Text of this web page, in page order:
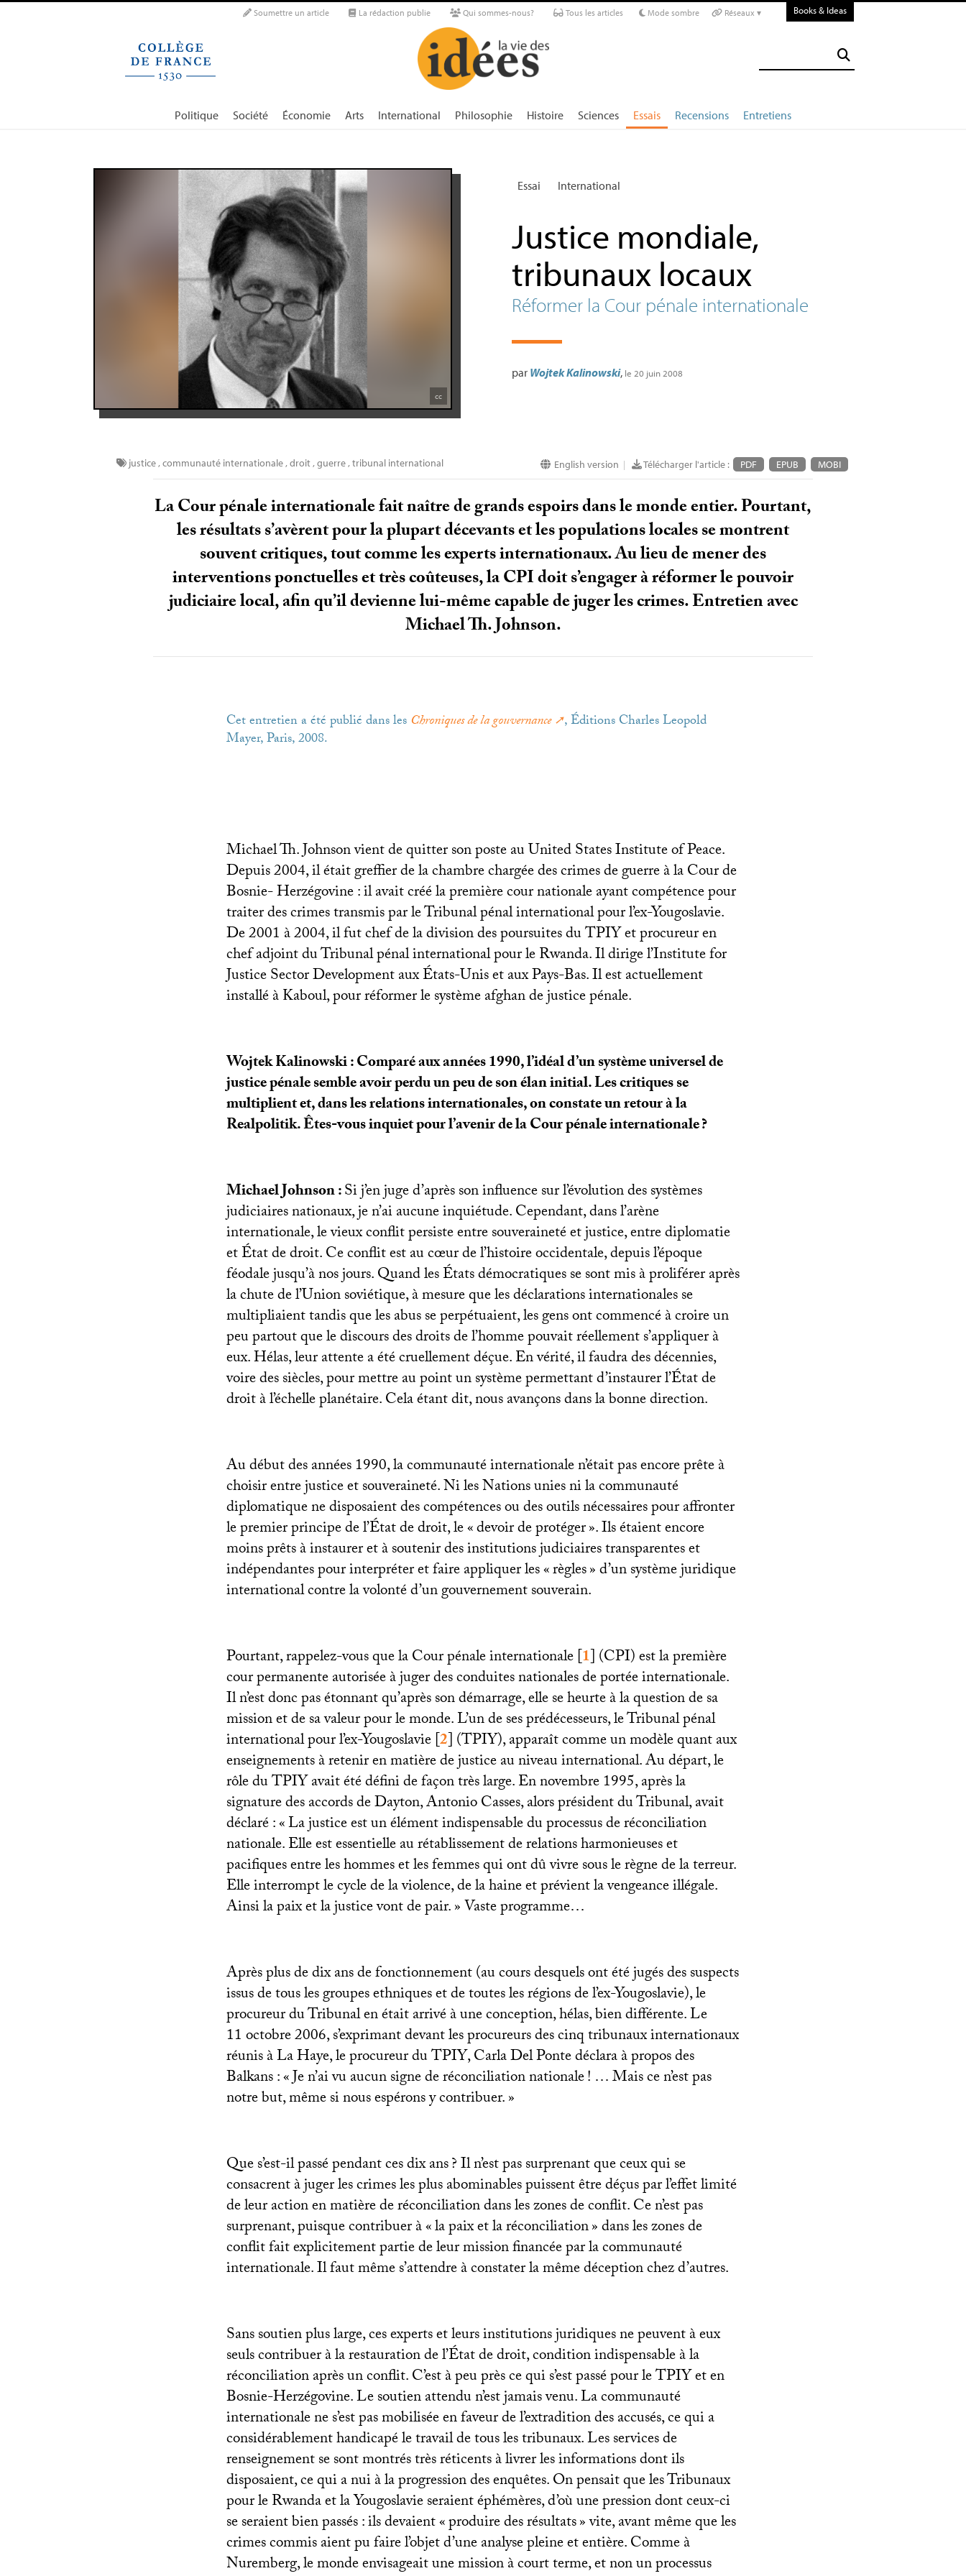
Soumettre un article La rédaction publie Qui sommes-nous? Tous les articles Mode sombre Réseaux ▾ Books & Ideas
Politique Société Économie Arts International Philosophie Histoire Sciences Essais Recensions Entretiens
cc
Essai International
Justice mondiale,
tribunaux locaux
Réformer la Cour pénale internationale
par Wojtek Kalinowski, le 20 juin 2008
English version | Télécharger l'article : PDF EPUB MOBI
justice,communauté internationale,droit,guerre,tribunal international
La Cour pénale internationale fait naître de grands espoirs dans le monde entier. Pourtant,
les résultats s’avèrent pour la plupart décevants et les populations locales se montrent
souvent critiques, tout comme les experts internationaux. Au lieu de mener des
interventions ponctuelles et très coûteuses, laCPIdoit s’engager à réformer le pouvoir
judiciaire local, afin qu’il devienne lui-même capable de juger les crimes. Entretien avec
Michael Th. Johnson.
Cet entretien a été publié dans lesChroniques de la gouvernance
, Éditions Charles Leopold
Mayer, Paris, 2008.
Michael Th. Johnson vient de quitter son poste au United States Institute of Peace.
Depuis 2004, il était greffier de la chambre chargée des crimes de guerre à la Cour de
Bosnie- Herzégovine : il avait créé la première cour nationale ayant compétence pour
traiter des crimes transmis par le Tribunal pénal international pour l’ex-Yougoslavie.
De 2001 à 2004, il fut chef de la division des poursuites duTPIYet procureur en
chef adjoint du Tribunal pénal international pour le Rwanda. Il dirige l’Institute for
Justice Sector Development aux États-Unis et aux Pays-Bas. Il est actuellement
installé à Kaboul, pour réformer le système afghan de justice pénale.
Wojtek Kalinowski : Comparé aux années 1990, l’idéal d’un système universel de
justice pénale semble avoir perdu un peu de son élan initial. Les critiques se
multiplient et, dans les relations internationales, on constate un retour à la
Realpolitik. Êtes-vous inquiet pour l’avenir de la Cour pénale internationale?
Michael Johnson :Si j’en juge d’après son influence sur l’évolution des systèmes
judiciaires nationaux, je n’ai aucune inquiétude. Cependant, dans l’arène
internationale, le vieux conflit persiste entre souveraineté et justice, entre diplomatie
et État de droit. Ce conflit est au cœur de l’histoire occidentale, depuis l’époque
féodale jusqu’à nos jours. Quand les États démocratiques se sont mis à proliférer après
la chute de l’Union soviétique, à mesure que les déclarations internationales se
multipliaient tandis que les abus se perpétuaient, les gens ont commencé à croire un
peu partout que le discours des droits de l’homme pouvait réellement s’appliquer à
eux. Hélas, leur attente a été cruellement déçue. En vérité, il faudra des décennies,
voire des siècles, pour mettre au point un système permettant d’instaurer l’État de
droit à l’échelle planétaire. Cela étant dit, nous avançons dans la bonne direction.
Au début des années 1990, la communauté internationale n’était pas encore prête à
choisir entre justice et souveraineté. Ni les Nations unies ni la communauté
diplomatique ne disposaient des compétences ou des outils nécessaires pour affronter
le premier principe de l’État de droit, le «devoir de protéger». Ils étaient encore
moins prêts à instaurer et à soutenir des institutions judiciaires transparentes et
indépendantes pour interpréter et faire appliquer les «règles» d’un système juridique
international contre la volonté d’un gouvernement souverain.
Pourtant, rappelez-vous que la Cour pénale internationale[1](CPI) est la première
cour permanente autorisée à juger des conduites nationales de portée internationale.
Il n’est donc pas étonnant qu’après son démarrage, elle se heurte à la question de sa
mission et de sa valeur pour le monde. L’un de ses prédécesseurs, le Tribunal pénal
international pour l’ex-Yougoslavie[2](TPIY), apparaît comme un modèle quant aux
enseignements à retenir en matière de justice au niveau international. Au départ, le
rôle duTPIYavait été défini de façon très large. En novembre 1995, après la
signature des accords de Dayton, Antonio Casses, alors président du Tribunal, avait
déclaré : «La justice est un élément indispensable du processus de réconciliation
nationale. Elle est essentielle au rétablissement de relations harmonieuses et
pacifiques entre les hommes et les femmes qui ont dû vivre sous le règne de la terreur.
Elle interrompt le cycle de la violence, de la haine et prévient la vengeance illégale.
Ainsi la paix et la justice vont de pair.» Vaste programme…
Après plus de dix ans de fonctionnement (au cours desquels ont été jugés des suspects
issus de tous les groupes ethniques et de toutes les régions de l’ex-Yougoslavie), le
procureur du Tribunal en était arrivé à une conception, hélas, bien différente. Le
11 octobre 2006, s’exprimant devant les procureurs des cinq tribunaux internationaux
réunis à La Haye, le procureur duTPIY, Carla Del Ponte déclara à propos des
Balkans : «Je n’ai vu aucun signe de réconciliation nationale! … Mais ce n’est pas
notre but, même si nous espérons y contribuer.»
Que s’est-il passé pendant ces dix ans? Il n’est pas surprenant que ceux qui se
consacrent à juger les crimes les plus abominables puissent être déçus par l’effet limité
de leur action en matière de réconciliation dans les zones de conflit. Ce n’est pas
surprenant, puisque contribuer à «la paix et la réconciliation» dans les zones de
conflit fait explicitement partie de leur mission financée par la communauté
internationale. Il faut même s’attendre à constater la même déception chez d’autres.
Sans soutien plus large, ces experts et leurs institutions juridiques ne peuvent à eux
seuls contribuer à la restauration de l’État de droit, condition indispensable à la
réconciliation après un conflit. C’est à peu près ce qui s’est passé pour leTPIYet en
Bosnie-Herzégovine. Le soutien attendu n’est jamais venu. La communauté
internationale ne s’est pas mobilisée en faveur de l’extradition des accusés, ce qui a
considérablement handicapé le travail de tous les tribunaux. Les services de
renseignement se sont montrés très réticents à livrer les informations dont ils
disposaient, ce qui a nui à la progression des enquêtes. On pensait que les Tribunaux
pour le Rwanda et la Yougoslavie seraient éphémères, d’où une pression dont ceux-ci
se seraient bien passés : ils devaient «produire des résultats» vite, avant même que les
crimes commis aient pu faire l’objet d’une analyse pleine et entière. Comme à
Nuremberg, le monde envisageait une mission à court terme, et non un processus